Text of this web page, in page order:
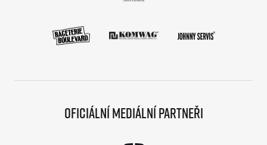
Oficiální mediální partneři